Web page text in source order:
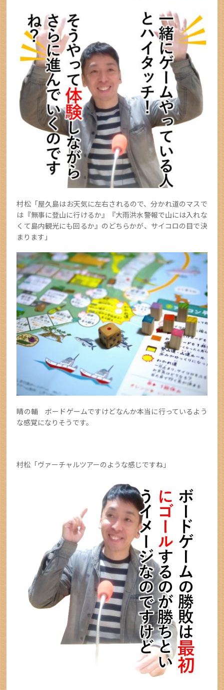
村松「屋久島はお天気に左右されるので、分かれ道のマスで
は『無事に登山に行けるか』『大雨洪水警報で山には入れな
くて島内観光にも回るか』のどちらかが、サイコロの目で決
まります」
晴の輔 ボードゲームですけどなんか本当に行っているよう
な感覚になりそうです。
村松「ヴァーチャルツアーのような感じですね」